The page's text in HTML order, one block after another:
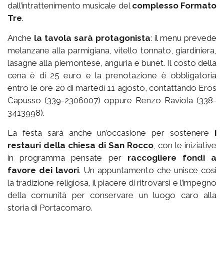
dall’intrattenimento musicale del complesso Formato
Tre.
Anche la tavola sarà protagonista: il menu prevede
melanzane alla parmigiana, vitello tonnato, giardiniera,
lasagne alla piemontese, anguria e bunet. Il costo della
cena è di 25 euro e la prenotazione è obbligatoria
entro le ore 20 di martedì 11 agosto, contattando Eros
Capusso (339-2306007) oppure Renzo Raviola (338-
3413998).
La festa sarà anche un’occasione per sostenere i
restauri della chiesa di San Rocco , con le iniziative
in programma pensate per raccogliere fondi a
favore dei lavori. Un appuntamento che unisce così
la tradizione religiosa, il piacere di ritrovarsi e l’impegno
della comunità per conservare un luogo caro alla
storia di Portacomaro.